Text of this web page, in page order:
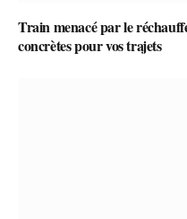
Train menacé par le
concrètes pour vos trajets